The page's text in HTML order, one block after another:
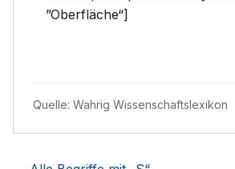
”Oberfläche“]
Quelle: Wahrig Wissenschaftslexikon